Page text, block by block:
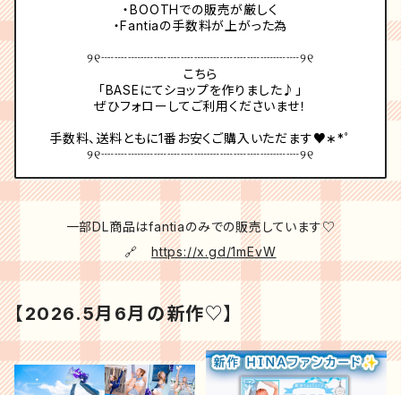
・BOOTHでの販売が厳しく
・Fantiaの手数料が上がった為
୨୧┈┈┈┈┈┈┈┈┈┈┈┈┈┈┈୨୧
こちら
「BASEにてショップを作りました♪」
ぜひフォローしてご利用くださいませ！
手数料、送料ともに1番お安くご購入いただます♥︎︎∗︎*ﾟ
୨୧┈┈┈┈┈┈┈┈┈┈┈┈┈┈┈୨୧
一部DL商品はfantiaのみでの販売しています♡
🔗https://x.gd/1mEvW
【2026.5月6月の新作♡】